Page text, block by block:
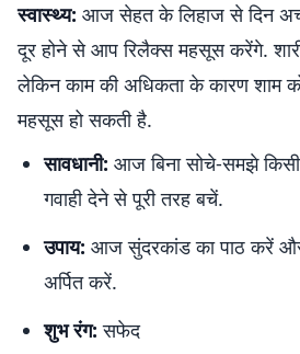
स्वास्थ्य: आज सेहत के लिहाज से दिन
दूर होने से आप रिलैक्स महसूस करेंगे.
लेकिन काम की अधिकता के कारण शाम
महसूस हो सकती है.
सावधानी: आज बिना सोचे-समझे
गवाही देने से पूरी तरह बचें.
उपाय: आज सुंदरकांड का पाठ करें और
अर्पित करें.
शुभ रंग: सफेद